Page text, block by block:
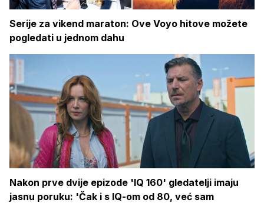
Serije za vikend maraton: Ove Voyo hitove možete
pogledati u jednom dahu
Nakon prve dvije epizode 'IQ 160' gledatelji imaju
jasnu poruku: 'Čak i s IQ-om od 80, već sam